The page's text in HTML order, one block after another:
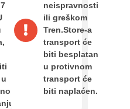
neispravnosti
ili greškom
Tren.Store-a
transport će
biti besplatan
u protivnom
transport će
biti naplaćen.
O nama
Privatnost kupca
Raiffeisen banka VISA
Magic Card do 36 rata